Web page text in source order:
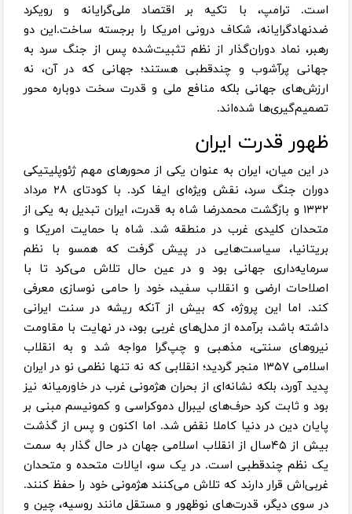
است. ترامپ، با تکیه بر اقتصاد ملی‌گرایانه و رویکرد
ضدنهادگرایانه، شکاف درونی امریکا را برجسته ساخت.این دو
رهبر، نماد دوران‌گذار از نظم تثبیت‌شده پس از جنگ سرد به
جهانی پرآشوب و چندقطبی هستند؛ جهانی که در آن، نه
ارزش‌های جهانی بلکه منافع ملی و قدرت سخت دوباره محور
تصمیم‌گیری‌ها شده‌اند.
ظهور قدرت ایران
در این میان، ایران به عنوان یکی از محورهای مهم ژئوپلیتیکی
دوران جنگ سرد، نقش ویژه‌ای ایفا کرد. با کودتای ۲۸ مرداد
۱۳۳۲ و بازگشت محمدرضا شاه به قدرت، ایران تبدیل به یکی از
متحدان کلیدی غرب در منطقه شد. شاه با حمایت امریکا و
بریتانیا، سیاست‌هایی در پیش گرفت که همسو با نظم
سرمایه‌داری جهانی بود و در عین حال تلاش می‌کرد تا با
اصلاحات ارضی و انقلاب سفید، خود را حامی نوسازی معرفی
کند. اما این پروژه، که بیش از آنکه ریشه در سنت ایرانی
داشته باشد، برآمده از مدل‌های غربی بود، در نهایت با مقاومت
نیروهای سنتی، مذهبی و چپ‌گرا مواجه شد و به انقلاب
اسلامی ۱۳۵۷ منجر گردید؛ انقلابی که نه تنها نظمی نو در ایران
پدید آورد، بلکه نشانه‌ای از بحران هژمونی غرب در خاورمیانه نیز
بود و ثابت کرد حرف‌های لیبرال دموکراسی و کمونیسم مبنی بر
پایان دین در دنیا کاملا نقض شد. اما اکنون و پس از گذشت
بیش از ۴۵سال از انقلاب اسلامی جهان در حال گذار به سمت
یک نظم چندقطبی است. در یک سو، ایالات متحده و متحدان
غربی‌اش قرار دارند که تلاش می‌کنند هژمونی خود را حفظ کنند.
در سوی دیگر، قدرت‌های نوظهور و مستقل مانند روسیه، چین و